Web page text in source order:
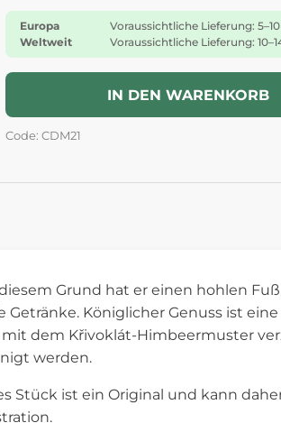
Europa
Voraussichtliche Lieferung:
Weltweit
Voraussichtliche Lieferung:
IN DEN WARENKORB
Code: CDM21
Grund hat er einen hohlen
Königlicher Genuss ist eine
dem Křivoklát-Himbeermuster
werden.
Stück ist ein Original und kann